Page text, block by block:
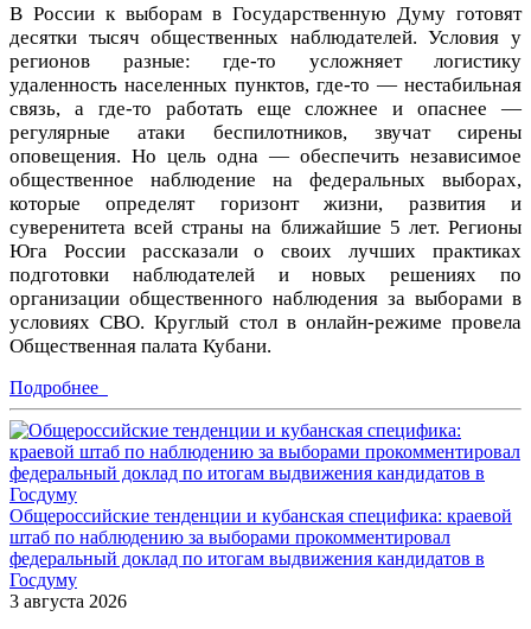
В России к выборам в Государственную Думу готовят
десятки тысяч общественных наблюдателей. Условия у
регионов разные: где-то усложняет логистику
удаленность населенных пунктов, где-то — нестабильная
связь, а где-то работать еще сложнее и опаснее —
регулярные атаки беспилотников, звучат сирены
оповещения. Но цель одна — обеспечить независимое
общественное наблюдение на федеральных выборах,
которые определят горизонт жизни, развития и
суверенитета всей страны на ближайшие 5 лет. Регионы
Юга России рассказали о своих лучших практиках
подготовки наблюдателей и новых решениях по
организации общественного наблюдения за выборами в
условиях СВО. Круглый стол в онлайн-режиме провела
Общественная палата Кубани.
Подробнее
Общероссийские тенденции и кубанская специфика: краевой
штаб по наблюдению за выборами прокомментировал
федеральный доклад по итогам выдвижения кандидатов в
Госдуму
3 августа 2026